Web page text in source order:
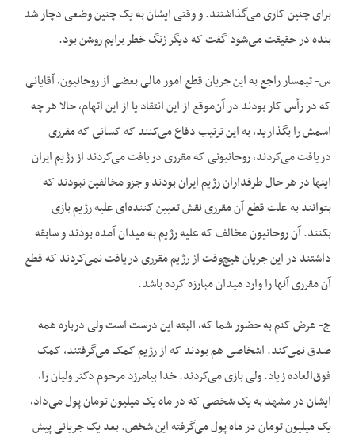
برای چنین کاری می‌گذاشتند. و وقتی ایشان به یک چنین وضعی دچار شد
بنده در حقیقت می‌شود گفت که دیگر زنگ خطر برایم روشن بود.
س- تیمسار راجع به این جریان قطع امور مالی بعضی از روحانیون، آقایانی
که در رأس کار بودند در آن‌موقع از این انتقاد یا از این اتهام، حالا هر چه
اسمش را بگذارید، به این ترتیب دفاع می‌کنند که کسانی که مقرری
دریافت می‌کردند، روحانیونی که مقرری دریافت می‌کردند از رژیم ایران
اینها در هر حال طرفداران رژیم ایران بودند و جزو مخالفین نبودند که
بتوانند به علت قطع آن مقرری نقش تعیین کننده‌ای علیه رژیم بازی
بکنند. آن روحانیون مخالف که علیه رژیم به میدان آمده بودند و سابقه
داشتند در این جریان هیچ‌وقت از رژیم مقرری دریافت نمی‌کردند که قطع
آن مقرری آنها را وارد میدان مبارزه کرده باشد.
ج- عرض کنم به حضور شما که، البته این درست است ولی درباره همه
صدق نمی‌کند. اشخاصی هم بودند که از رژیم کمک می‌گرفتند، کمک
فوق‌العاده زیاد. ولی بازی می‌کردند. خدا بیامرزد مرحوم دکتر ولیان را،
ایشان در مشهد به یک شخصی که در ماه یک میلیون تومان پول می‌داد،
یک میلیون تومان در ماه پول می‌گرفته این شخص. بعد یک جریانی پیش